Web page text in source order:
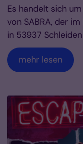
Es handelt sich
von SABRA, der
in 53937
mehr lesen